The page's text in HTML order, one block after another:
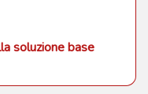
soluzione base